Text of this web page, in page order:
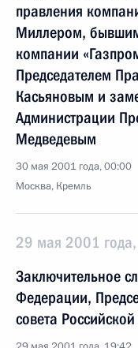
правления
Миллером,
компании
Председателем
Касьяновым и
Администрации
Медведевым
30 мая 2001 года, 00:00
Москва, Кремль
29 мая 2001 года,
Заключительное
Федерации,
совета